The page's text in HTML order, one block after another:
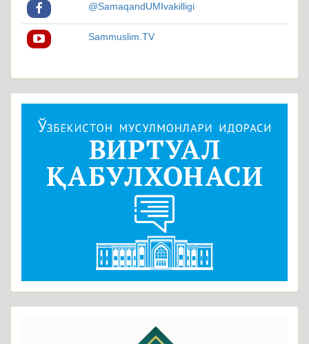
@SamaqandUMIvakilligi
Sammuslim.TV